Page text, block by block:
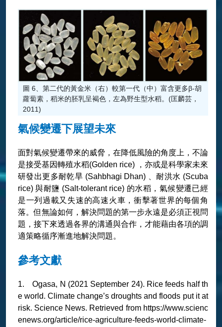
圖 6、第二代的黃金米（右）較第一代（中）富含更多β-胡
蘿蔔素，稻米的胚乳呈褐色，左為野生型水稻。(匡麟芸，
2011)
氣候變遷下展望未來
面對氣候變遷帶來的威脅，在降低風險的角度上，不論
是接受基因轉殖水稻(Golden rice) ，亦或是科學家未來
研發出更多耐乾旱 (Sahbhagi Dhan) 、耐洪水 (Scuba
rice) 與耐鹽 (Salt-tolerant rice) 的水稻，氣候變遷已經
是一列過載又失速的高速火車，衝擊著世界的每個角
落。但無論如何，解決問題的第一步永遠是必須正視問
題，接下來透過各界的溝通與合作，才能藉由各項的調
適策略循序漸進地解決問題。
參考文獻
1. Ogasa, N (2021 September 24). Rice feeds half th
e world. Climate change’s droughts and floods put it at
risk. Science News. Retrieved from https://www.scienc
enews.org/article/rice-agriculture-feeds-world-climate-